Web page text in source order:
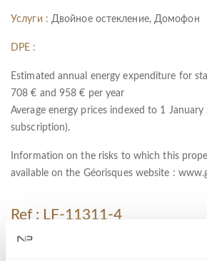
Услуги : Двойное остекление, Домофон
DPE :
Estimated annual energy expenditure for
708 € and 958 € per year
Average energy prices indexed to 1
subscription).
Information on the risks to which this
available on the Géorisques website :
Ref : LF-11311-4